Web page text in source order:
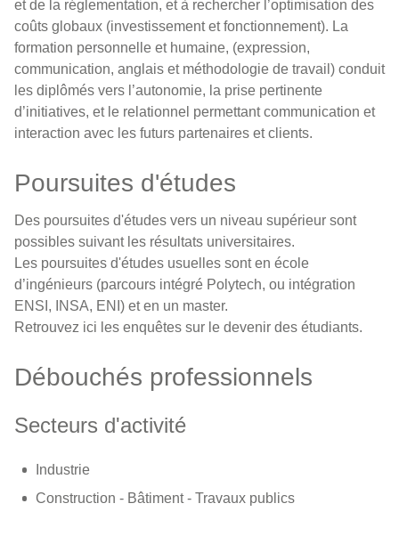
et de la réglementation, et à rechercher l’optimisation des
coûts globaux (investissement et fonctionnement). La
formation personnelle et humaine, (expression,
communication, anglais et méthodologie de travail) conduit
les diplômés vers l’autonomie, la prise pertinente
d’initiatives, et le relationnel permettant communication et
interaction avec les futurs partenaires et clients.
Poursuites d'études
Des poursuites d'études vers un niveau supérieur sont
possibles suivant les résultats universitaires.
Les poursuites d'études usuelles sont en école
d’ingénieurs (parcours intégré Polytech, ou intégration
ENSI, INSA, ENI) et en un master.
Retrouvez ici les enquêtes sur le devenir des étudiants.
Débouchés professionnels
Secteurs d'activité
Industrie
Construction - Bâtiment - Travaux publics